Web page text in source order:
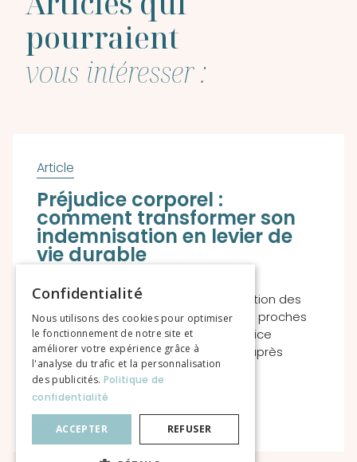
pourraient
vous intéresser :
Préjudice corporel :
comment transformer son
indemnisation en levier de
vie durable
Temps de lecture : 5 min — À destination des
victimes d’accidents graves, de leurs proches
et des avocats spécialisés en préjudice
corporel Obtenir une indemnisation après
Confidentialité
Nous utilisons des cookies pour optimiser
le fonctionnement de notre site et
améliorer votre expérience grâce à
l'analyse du trafic et la personnalisation
des publicités. Politique de
confidentialité
ACCEPTER REFUSER